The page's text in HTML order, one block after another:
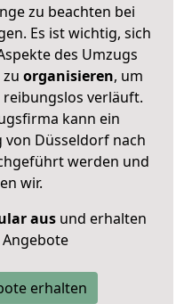
zu beachten bei
Es ist wichtig, sich
des Umzugs
organisieren, um
reibungslos verläuft.
kann ein
Düsseldorf nach
werden und
wir.
ausund erhalten
erhalten